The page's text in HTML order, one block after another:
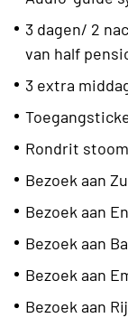
3 dagen/ 2
van half
3 extra
Rondrit
Bezoek aan
Bezoek aan
Bezoek aan
Bezoek aan
Bezoek aan